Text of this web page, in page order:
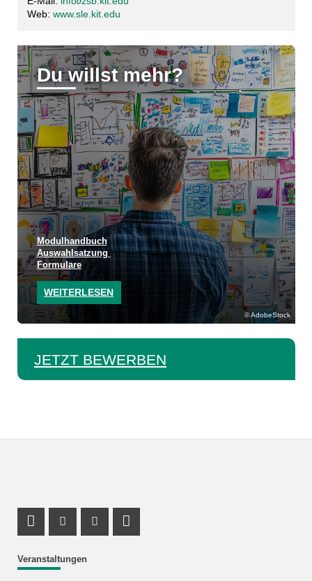
Web: www.sle.kit.edu
AdobeStock
Du willst mehr?
Modulhandbuch
Auswahlsatzung
Formulare
WEITERLESEN
JETZT BEWERBEN
Veranstaltungen
Profil Mastodon
Instagram Profil
Youtube Profil
LinkedIn Profil